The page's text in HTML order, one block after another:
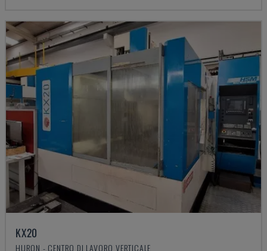
KX20
HURON - CENTRO DI LAVORO VERTICALE